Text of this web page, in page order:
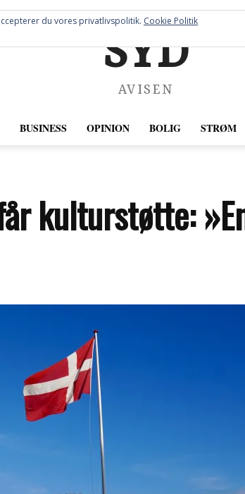
SYD
AVISEN
BUSINESS OPINION BOLIG STRØM
kulturstøtte:
du vores privatlivspolitik. Cookie Politik